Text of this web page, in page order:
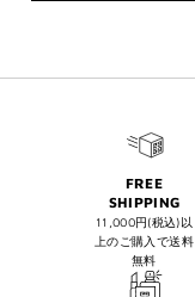
FREE
SHIPPING
11,000円(税込)以
上のご購入で送料
無料